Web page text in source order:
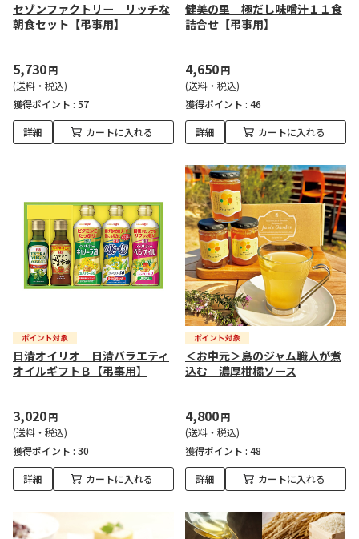
セゾンファクトリー リッチな
朝食セット【弔事用】
5,730円
(送料・税込)
獲得ポイント : 57
詳細 カートに入れる
健美の里 極だし味噌汁１１食
詰合せ【弔事用】
4,650円
(送料・税込)
獲得ポイント : 46
詳細 カートに入れる
日清オイリオ 日清バラエティ
オイルギフトＢ【弔事用】
3,020円
(送料・税込)
獲得ポイント : 30
詳細 カートに入れる
＜お中元＞島のジャム職人が煮
込む 濃厚柑橘ソース
4,800円
(送料・税込)
獲得ポイント : 48
詳細 カートに入れる